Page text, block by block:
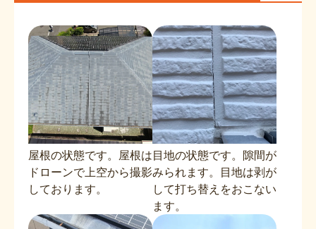
屋根の状態です。屋根は
ドローンで上空から撮影
しております。
目地の状態です。隙間が
みられます。目地は剥が
して打ち替えをおこない
ます。